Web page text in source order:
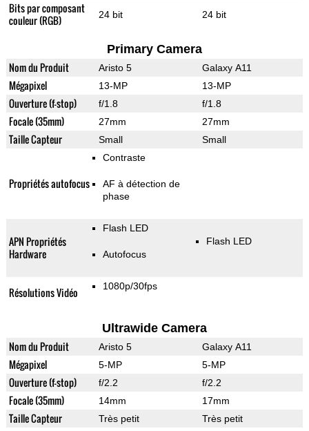
Bits par composant
couleur (RGB)
24 bit 24 bit
Primary Camera
Nom du Produit Aristo 5 Galaxy A11
Mégapixel 13-MP 13-MP
Ouverture (f-stop) f/1.8 f/1.8
Focale (35mm) 27mm 27mm
Taille Capteur Small Small
Propriétés autofocus
Contraste
AF à détection de
phase
APN Propriétés
Hardware
Flash LED
Autofocus
Flash LED
Résolutions Vidéo 1080p/30fps
Ultrawide Camera
Nom du Produit Aristo 5 Galaxy A11
Mégapixel 5-MP 5-MP
Ouverture (f-stop) f/2.2 f/2.2
Focale (35mm) 14mm 17mm
Taille Capteur Très petit Très petit